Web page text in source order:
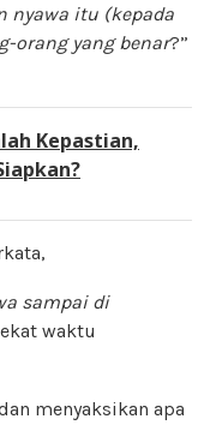
nyawa itu (kepada
orang yang benar?”
Kepastian,
sampai di
waktu
menyaksikan apa